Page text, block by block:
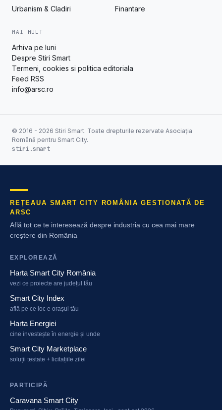
Urbanism & Cladiri
Finantare
MAI MULT
Arhiva pe luni
Despre Stiri Smart
Termeni, cookies si politica editoriala
Feed RSS
info@arsc.ro
© 2016 - 2026 Stiri Smart. Toate drepturile rezervate Asociația
Română pentru Smart City.
stiri.smart
REȚEAUA SMART CITY ROMÂNIA GESTIONATĂ DE
ARSC
Află tot ce te interesează despre industria cu cea mai mare
creștere din România
EXPLOREAZĂ
Harta Smart City România
vezi ce proiecte are județul tău
Smart City Index
află pe ce loc e orașul tău
Harta Energiei
cine investește în energie și unde
Smart City Marketplace
soluții testate + licitațiile zilei
PARTICIPĂ
Caravana Smart City